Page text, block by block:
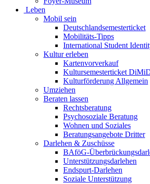
Leben
Mobil sein
Deutschlandsemesterticket
Mobilitäts-Tipps
International Student
Kultur erleben
Kartenvorverkauf
Kultursemesterticket
Kulturförderung Allgemein
Umziehen
Beraten lassen
Rechtsberatung
Psychosoziale Beratung
Wohnen und Soziales
Beratungsangebote Dritter
Darlehen & Zuschüsse
BAföG-
Unterstützungsdarlehen
Endspurt-Darlehen
Soziale Unterstützung